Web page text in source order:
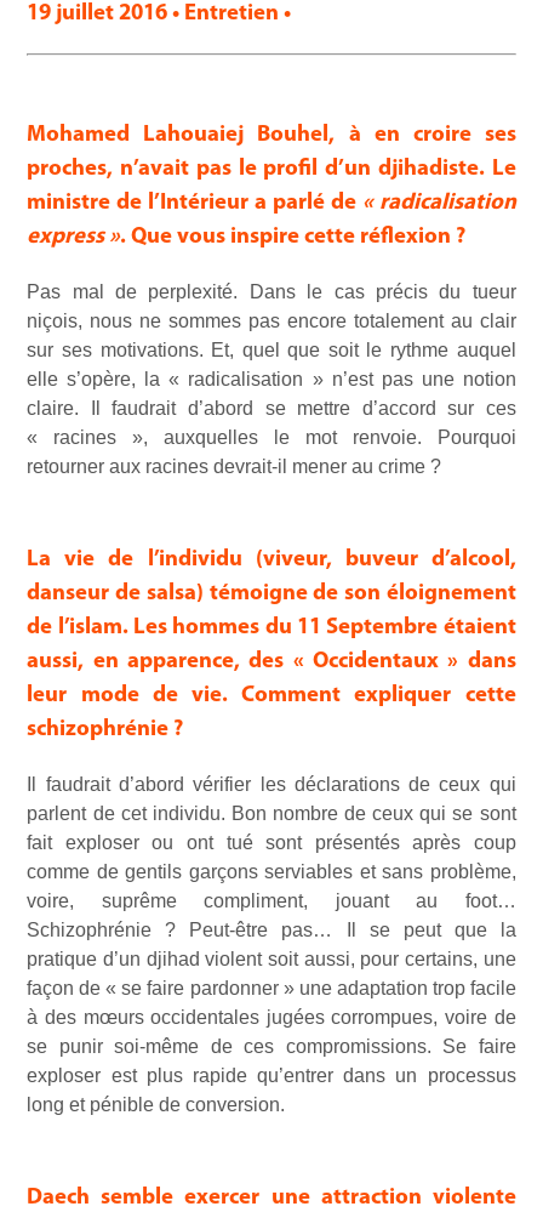
19 juillet 2016 • Entretien •
Mohamed Lahouaiej Bouhel, à en croire ses
proches, n’avait pas le profil d’un djihadiste. Le
ministre de l’Intérieur a parlé de « radicalisation
express ». Que vous inspire cette réflexion ?
Pas mal de perplexité. Dans le cas précis du tueur
niçois, nous ne sommes pas encore totalement au clair
sur ses motivations. Et, quel que soit le rythme auquel
elle s’opère, la « radicalisation » n’est pas une notion
claire. Il faudrait d’abord se mettre d’accord sur ces
« racines », auxquelles le mot renvoie. Pourquoi
retourner aux racines devrait-il mener au crime ?
La vie de l’individu (viveur, buveur d’alcool,
danseur de salsa) témoigne de son éloignement
de l’islam. Les hommes du 11 Septembre étaient
aussi, en apparence, des « Occidentaux » dans
leur mode de vie. Comment expliquer cette
schizophrénie ?
Il faudrait d’abord vérifier les déclarations de ceux qui
parlent de cet individu. Bon nombre de ceux qui se sont
fait exploser ou ont tué sont présentés après coup
comme de gentils garçons serviables et sans problème,
voire, suprême compliment, jouant au foot…
Schizophrénie ? Peut-être pas… Il se peut que la
pratique d’un djihad violent soit aussi, pour certains, une
façon de « se faire pardonner » une adaptation trop facile
à des mœurs occidentales jugées corrompues, voire de
se punir soi-même de ces compromissions. Se faire
exploser est plus rapide qu’entrer dans un processus
long et pénible de conversion.
Daech semble exercer une attraction violente